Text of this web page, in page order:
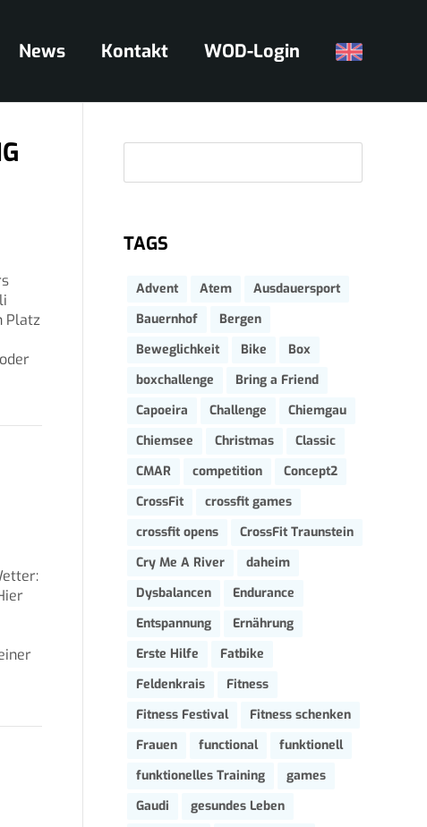
News Kontakt WOD-Login
Platz
TAGS
Advent Atem
Ausdauersport
Bauernhof
Bergen
Beweglichkeit
Bike
Box
boxchallenge
Bring a Friend
Capoeira
Challenge
Chiemgau
Chiemsee
Christmas
Classic
CMAR
competition
Concept2
CrossFit
crossfit games
crossfit opens
CrossFit Traunstein
Cry Me A River
daheim
Dysbalancen
Endurance
Entspannung
Ernährung
Erste Hilfe
Fatbike
Feldenkrais
Fitness
Fitness Festival
Fitness schenken
Frauen
functional
funktionell
funktionelles Training
games
Gaudi
gesundes Leben